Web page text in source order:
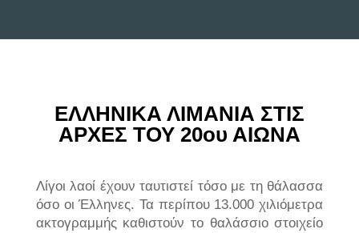
ΕΛΛΗΝΙΚΑ ΛΙΜΑΝΙΑ ΣΤΙΣ
ΑΡΧΕΣ ΤΟΥ 20ου ΑΙΩΝΑ
Λίγοι λαοί έχουν ταυτιστεί τόσο με τη θάλασσα
όσο οι Έλληνες. Τα περίπου 13.000 χιλιόμετρα
ακτογραμμής καθιστούν το θαλάσσιο στοιχείο